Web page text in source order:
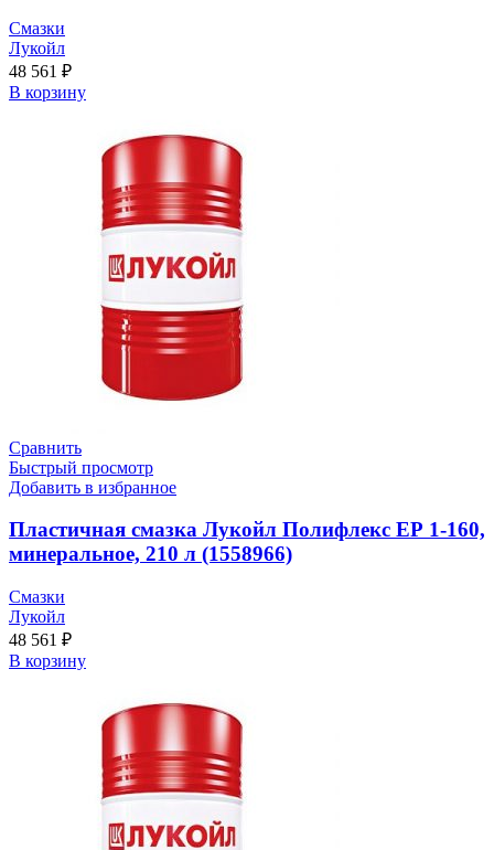
Смазки
Лукойл
48 561 ₽
В корзину
Сравнить
Быстрый просмотр
Добавить в избранное
Пластичная смазка Лукойл Полифлекс ЕР 1-160,
минеральное, 210 л (1558966)
Смазки
Лукойл
48 561 ₽
В корзину